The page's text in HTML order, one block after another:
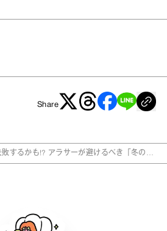
Share
するかも!? アラサーが避けるべき「冬の